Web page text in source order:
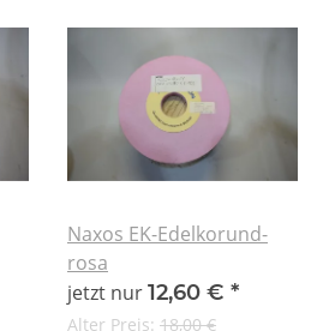
Naxos EK-Edelkorund-
rosa
jetzt nur12,60 € *
Alter Preis: 18,00 €